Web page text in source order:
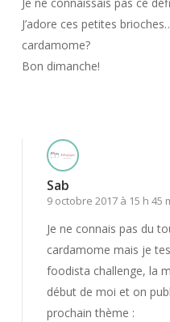
Je ne connaissais pas ce
J’adore ces petites
cardamome?
Bon dimanche!
Sab
9 octobre 2017 à 15 h 45
Je ne connais pas du
cardamome mais je
foodista challenge, la
début de moi et on
prochain thème :